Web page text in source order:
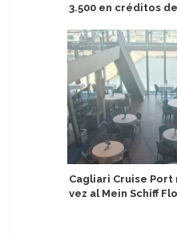
3.500 en créditos
Cagliari Cruise
vez al Mein Schiff